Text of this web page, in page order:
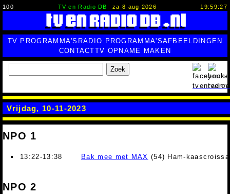
100 TV en Radio DB za 8 aug 2026 19:59:28
TV PROGRAMMA'S RADIO PROGRAMMA'SAFBEELDINGEN
CONTACTTV OPNAME MAKEN
Zoek
Vrijdag, 10-11-2023
NPO 1
13:22-13:38 Bak mee met MAX (54) Ham-
NPO 2